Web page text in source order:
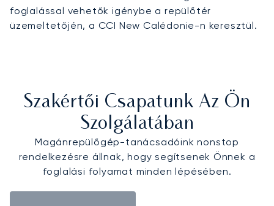
foglalással vehetők igénybe a repülőtér
üzemeltetőjén, a CCI New Calédonie-n keresztül.
Szakértői Csapatunk Az Ön
Szolgálatában
Magánrepülőgép-tanácsadóink nonstop
rendelkezésre állnak, hogy segítsenek Önnek a
foglalási folyamat minden lépésében.